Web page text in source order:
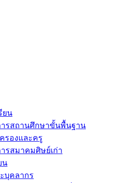
ยน
รสถานศึกษาขั้นพื้นฐาน
รองและครู
รสมาคมศิษย์เก่า
น
บุคลากร